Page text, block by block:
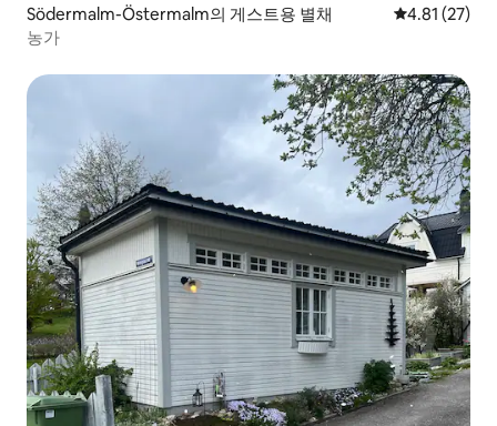
Södermalm-Östermalm의 게스트용 별채 평점 4.81점
4.81 (27)
농가